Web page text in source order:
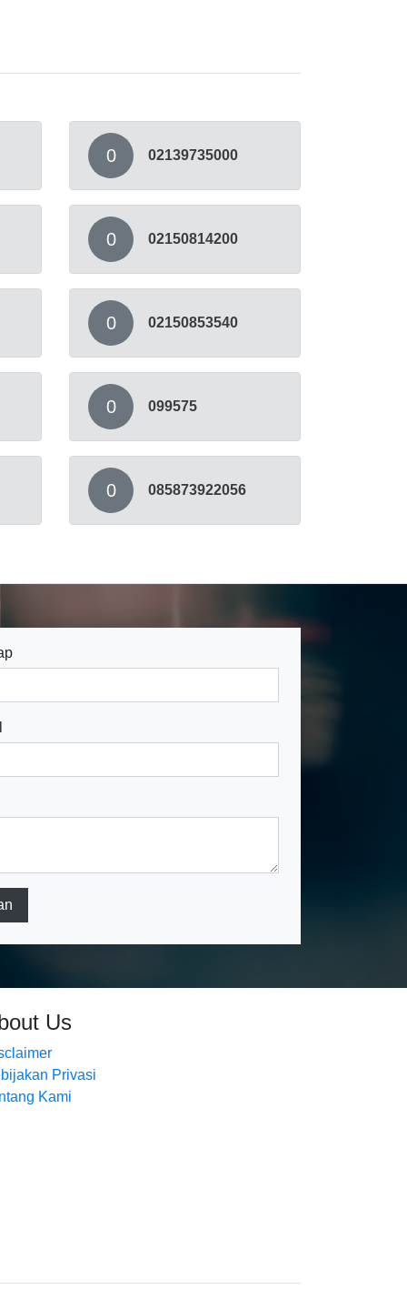
0 02139735000
0 02150814200
0 02150853540
0 099575
0 085873922056
Us
Privasi
Kami